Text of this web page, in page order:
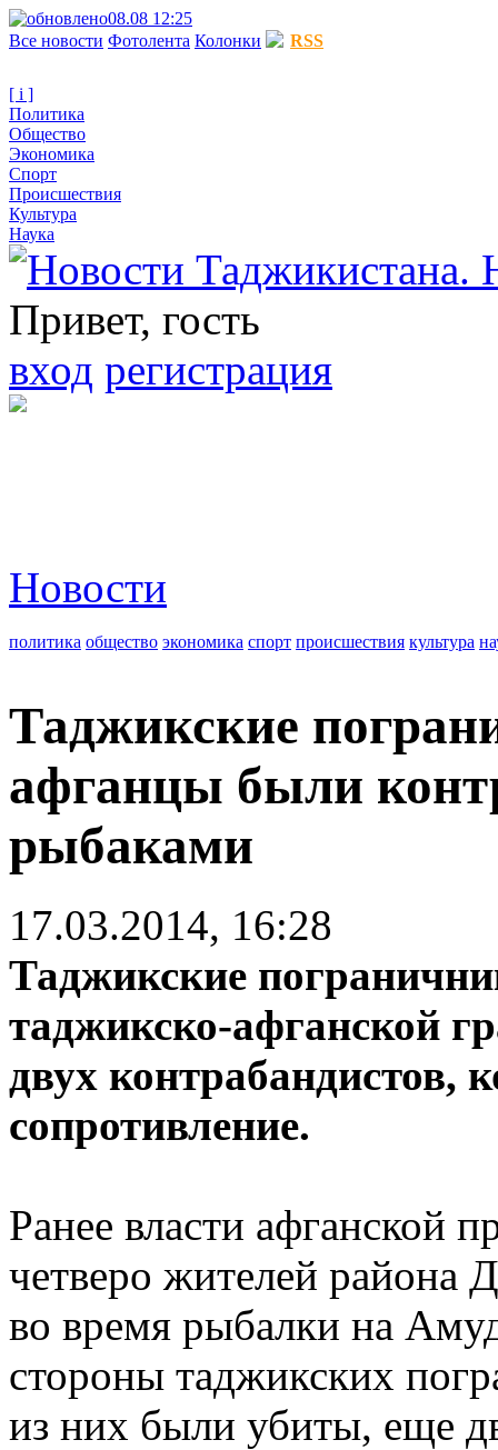
08.08 12:25
Все новости Фотолента Колонки RSS
[ i ]
Политика
Общество
Экономика
Спорт
Происшествия
Культура
Наука
Привет, гость
вход регистрация
Новости
политика общество экономика спорт происшествия культура
Таджикские
афганцы были
рыбаками
17.03.2014, 16:28
Таджикские
таджикско-афганской
двух контрабандистов,
сопротивление.
Ранее власти афганской
четверо жителей района
во время рыбалки на
стороны таджикских
из них были убиты, еще